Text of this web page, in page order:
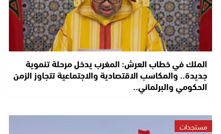
الملك في خطاب العرش: المغرب يدخل مرحلة تنموية
جديدة.. والمكاسب الاقتصادية والاجتماعية تتجاوز الزمن
الحكومي والبرلماني..
مستجدات